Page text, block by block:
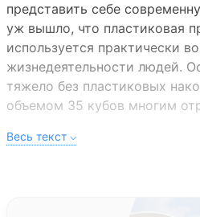
представить себе
уж вышло, что пластиковая
используется практически
жизнедеятельности людей.
тяжело без пластиковых
объемом 35 кубов многим
практически во всех